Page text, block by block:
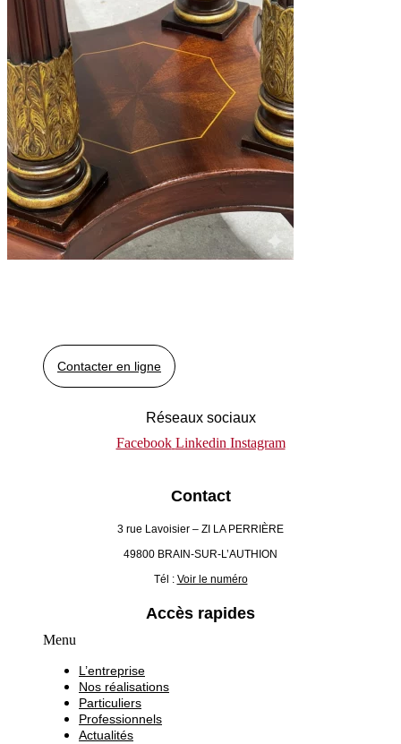
Contacter en ligne
Réseaux sociaux
Facebook Linkedin Instagram
Contact
3 rue Lavoisier – ZI LA PERRIÈRE
49800 BRAIN-SUR-L’AUTHION
Tél : Voir le numéro
Accès rapides
Menu
L’entreprise
Nos réalisations
Particuliers
Professionnels
Actualités